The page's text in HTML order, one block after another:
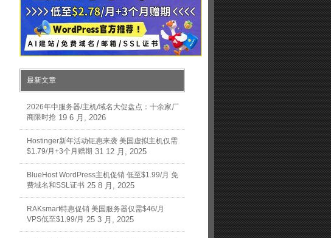
最新文章
2026年中服务器/主机/域名大促盘点：十余家厂
商限时抢 19 6 月, 2026
Hostinger新年活动钜惠来袭 美国虚拟主机仅需
$1.79/月+3个月赠期 31 12 月, 2025
BlueHost WordPress主机促销 低至$1.99/月 免
费域名和SSL证书 25 8 月, 2025
RAKsmart特惠促销 美国服务器仅需$46/月
VPS低至$1.99/月 25 3 月, 2025